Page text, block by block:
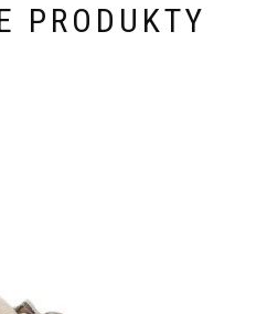
PRODUKTY